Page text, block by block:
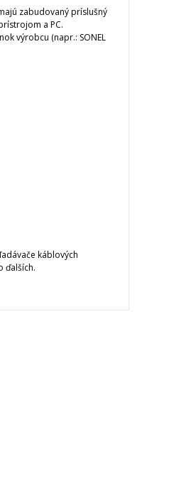
zabudovaný príslušný
a PC.
výrobcu (napr.: SONEL
káblových
ďalších.